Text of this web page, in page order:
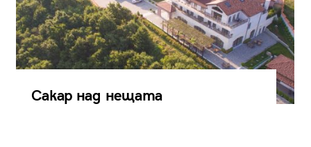
Сакар над нещата